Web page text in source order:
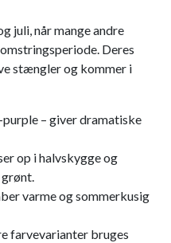
juli, når mange andre
Deres
stængler og kommer i
– giver dramatiske
op i halvskygge og
varme og sommerkusig
farvevarianter bruges